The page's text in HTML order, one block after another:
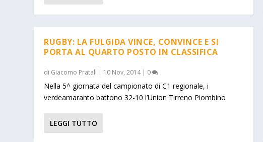
RUGBY: LA FULGIDA VINCE, CONVINCE E SI
PORTA AL QUARTO POSTO IN CLASSIFICA
di Giacomo Pratali | 10 Nov, 2014| 0
Nella 5^ giornata del campionato di C1 regionale, i
verdeamaranto battono 32-10 l’Union Tirreno Piombino
LEGGI TUTTO